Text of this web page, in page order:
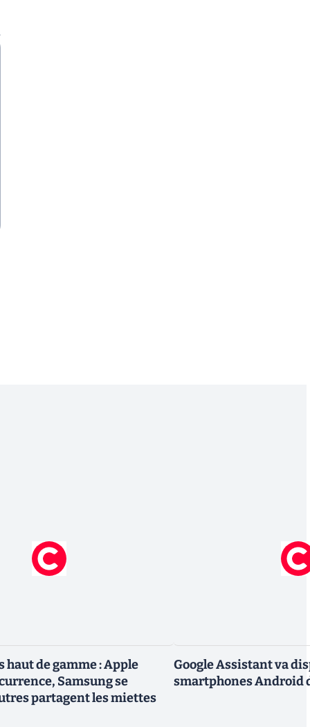
haut de gamme : Apple
Samsung se
partagent les miettes
Google Assistant va
smartphones Android